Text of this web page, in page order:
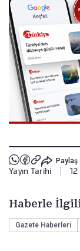
Paylaş
Yayın Tarihi
Haberle İlgili
Gazete Haberleri